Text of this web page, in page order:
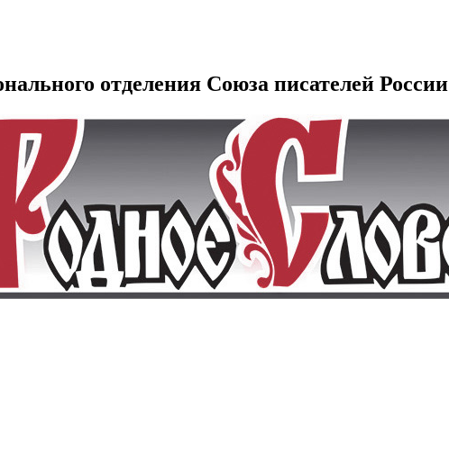
отделения Союза писателей России